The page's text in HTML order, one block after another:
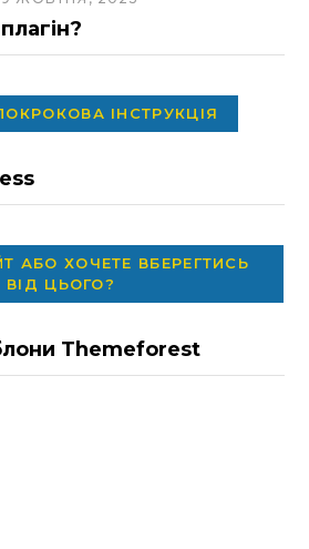
ІНСТРУКЦІЯ
АБО ХОЧЕТЕ ВБЕРЕГТИСЬ
ВІД ЦЬОГО?
Themeforest